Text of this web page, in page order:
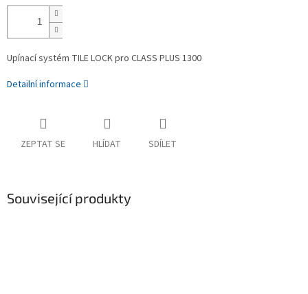
Upínací systém TILE LOCK pro CLASS PLUS 1300
Detailní informace
ZEPTAT SE HLÍDAT SDÍLET
Související produkty